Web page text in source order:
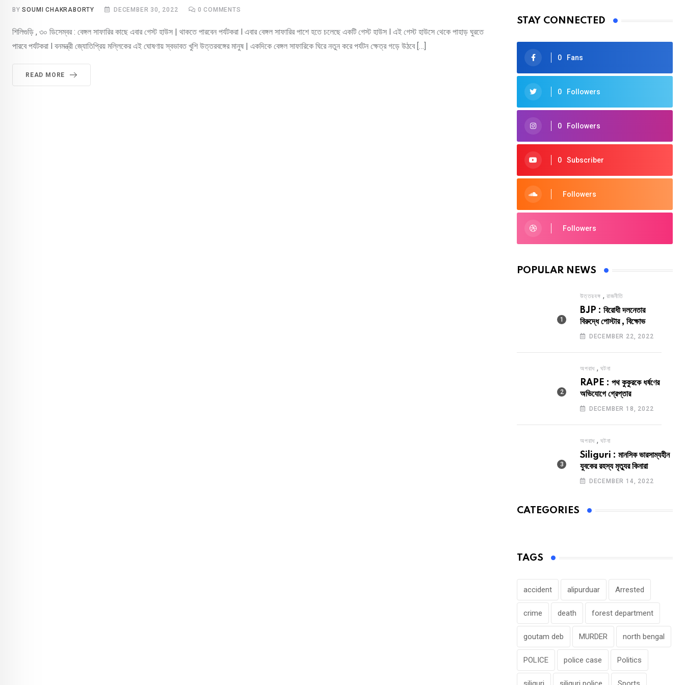
BYSOUMI CHAKRABORTY DECEMBER 30, 2022 0 COMMENTS
শিলিগুড়ি , ৩০ ডিসেম্বর : বেঙ্গল সাফারির কাছে এবার গেস্ট হাউস | থাকতে পারবেন পর্যটকরা l এবার বেঙ্গল সাফারির পাশে হতে চলেছে একটি গেস্ট হাউস l এই গেস্ট হাউসে থেকে পাহাড় ঘুরতে
পারবে পর্যটকরা l বনমন্ত্রী জ্যোতিপ্রিয় মল্লিকের এই ঘোষণায় স্বভাবত খুশি উত্তরবঙ্গের মানুষ | একদিকে বেঙ্গল সাফারিকে ঘিরে নতুন করে পর্যটন ক্ষেত্র গড়ে উঠবে […]
READ MORE
STAY CONNECTED
0 Fans
0 Followers
0 Followers
0 Subscriber
Followers
Followers
POPULAR NEWS
উত্তরবঙ্গ , রাজনীতি
BJP : বিরোধী দলনেতার
বিরুদ্ধে পোস্টার , বিক্ষোভ
DECEMBER 22, 2022
অপরাধ ,ঘটনা
RAPE : পথ কুকুরকে ধর্ষণের
অভিযোগে গ্রেপ্তার
DECEMBER 18, 2022
অপরাধ ,ঘটনা
Siliguri : মানসিক ভারসাম্যহীন
যুবকের রহস্য মৃত্যুর কিনারা
DECEMBER 14, 2022
CATEGORIES
TAGS
accident alipurduar Arrested
crime death forest department
goutam deb MURDER north bengal
POLICE police case Politics